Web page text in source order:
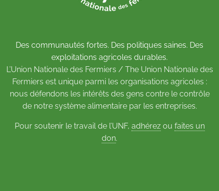
Des communautés fortes. Des politiques saines. Des
exploitations agricoles durables.
L’Union Nationale des Fermiers / The Union Nationale des
Fermiers est unique parmi les organisations agricoles :
nous défendons les intérêts des gens contre le contrôle
de notre système alimentaire par les entreprises.
Pour soutenir le travail de l’UNF, adhérezou faites un
don.